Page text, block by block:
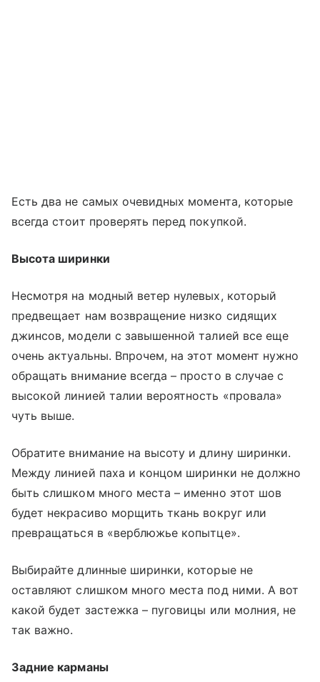
Есть два не самых очевидных момента, которые
всегда стоит проверять перед покупкой.
Высота ширинки
Несмотря на модный ветер нулевых, который
предвещает нам возвращение низко сидящих
джинсов, модели с завышенной талией все еще
очень актуальны. Впрочем, на этот момент нужно
обращать внимание всегда – просто в случае с
высокой линией талии вероятность «провала»
чуть выше.
Обратите внимание на высоту и длину ширинки.
Между линией паха и концом ширинки не должно
быть слишком много места – именно этот шов
будет некрасиво морщить ткань вокруг или
превращаться в «верблюжье копытце».
Выбирайте длинные ширинки, которые не
оставляют слишком много места под ними. А вот
какой будет застежка – пуговицы или молния, не
так важно.
Задние карманы